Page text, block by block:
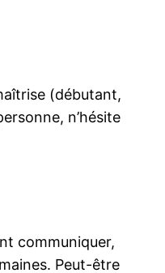
(débutant,
n’hésite
communiquer,
Peut-être